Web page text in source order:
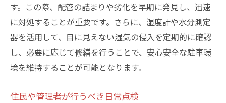
す。この際、配管の詰まりや劣化を早期に発見し、迅速
に対処することが重要です。さらに、湿度計や水分測定
器を活用して、目に見えない湿気の侵入を定期的に確認
し、必要に応じて修繕を行うことで、安心安全な駐車環
境を維持することが可能となります。
住民や管理者が行うべき日常点検